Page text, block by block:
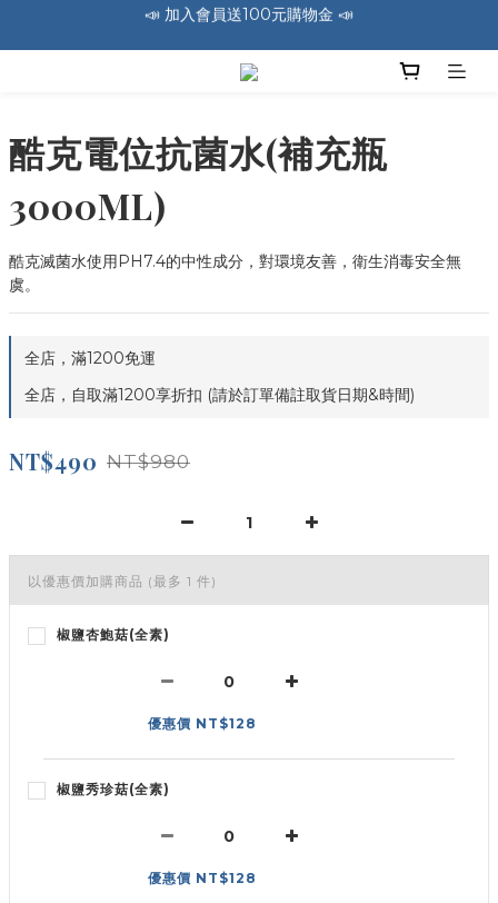
🚛 全館消費滿1200免運費 🚛
🚛 全館消費滿1200免運費 🚛
📣 加入會員送100元購物金 📣
酷克電位抗菌水(補充瓶
3000ML)
酷克滅菌水使用PH7.4的中性成分，對環境友善，衛生消毒安全無
虞。
全店，滿1200免運
全店，自取滿1200享折扣 (請於訂單備註取貨日期&時間)
NT$490 NT$980
以優惠價加購商品 (最多 1 件)
椒鹽杏鮑菇(全素)
優惠價 NT$128
椒鹽秀珍菇(全素)
優惠價 NT$128